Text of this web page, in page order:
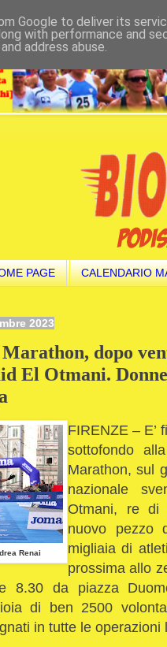
PAGE CALENDARIO
2023
dopo
El Otmani.
Renai
FIRENZE – E’
sottofondo
Marathon, sul
nazionale
Otmani, re di
nuovo pezzo
migliaia di
prossima allo
8.30 da piazza
di ben 2500
in tutte le operazioni
Google to deliver its
with performance and
address abuse.